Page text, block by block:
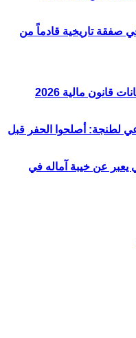
صفقة تاريخية قادماً من
الدكتور مجد عبد المنعم يتحدث عن رهانات قانون مالية 2026
لطنجة: أصلحوا الحفر قبل
يعبر عن خيبة آماله في